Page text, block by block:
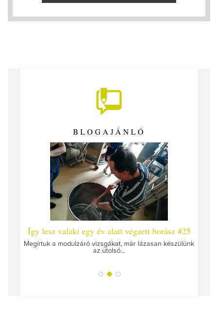
BLOGAJÁNLÓ
Így lesz valaki egy év alatt végzett borász #25
Megírtuk a modulzáró vizsgákat, már lázasan készülünk
az utolsó...